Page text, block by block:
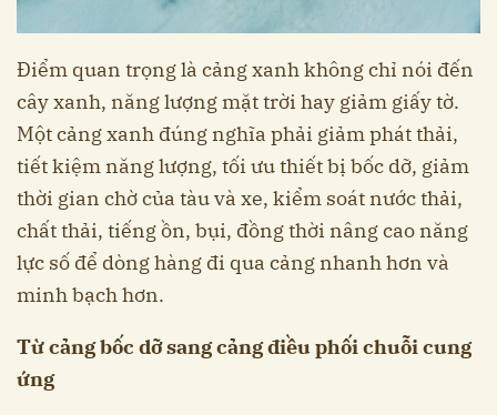
Điểm quan trọng là cảng xanh không chỉ nói đến
cây xanh, năng lượng mặt trời hay giảm giấy tờ.
Một cảng xanh đúng nghĩa phải giảm phát thải,
tiết kiệm năng lượng, tối ưu thiết bị bốc dỡ, giảm
thời gian chờ của tàu và xe, kiểm soát nước thải,
chất thải, tiếng ồn, bụi, đồng thời nâng cao năng
lực số để dòng hàng đi qua cảng nhanh hơn và
minh bạch hơn.
Từ cảng bốc dỡ sang cảng điều phối chuỗi cung
ứng